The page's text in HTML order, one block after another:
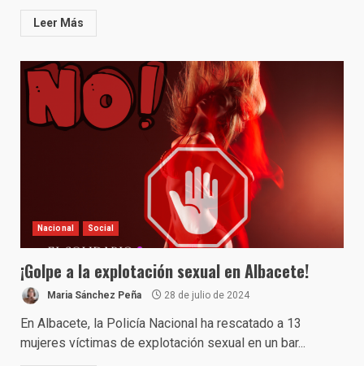
Leer Más
Nacional Social
¡Golpe a la explotación sexual en Albacete!
Maria Sánchez Peña 28 de julio de 2024
En Albacete, la Policía Nacional ha rescatado a 13
mujeres víctimas de explotación sexual en un bar...